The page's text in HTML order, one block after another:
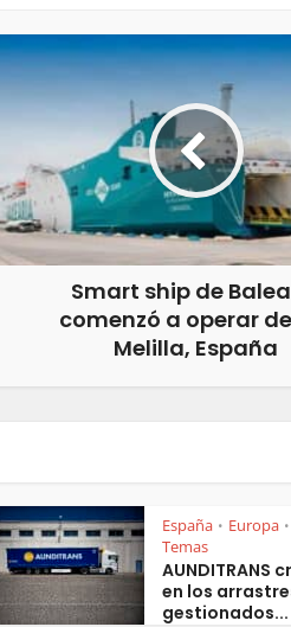
Smart ship de
comenzó a operar
Melilla, España
España • Europa •
Temas
AUNDITRANS
en los
gestionados...